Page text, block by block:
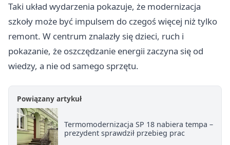
Taki układ wydarzenia pokazuje, że modernizacja
szkoły może być impulsem do czegoś więcej niż tylko
remont. W centrum znalazły się dzieci, ruch i
pokazanie, że oszczędzanie energii zaczyna się od
wiedzy, a nie od samego sprzętu.
Powiązany artykuł
Termomodernizacja SP 18 nabiera tempa –
prezydent sprawdził przebieg prac